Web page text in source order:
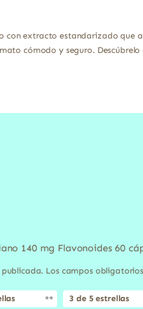
con extracto estandarizado
cómodo y seguro. Descúbrelo
140 mg Flavonoides 60
Los campos
3 de 5 estrellas